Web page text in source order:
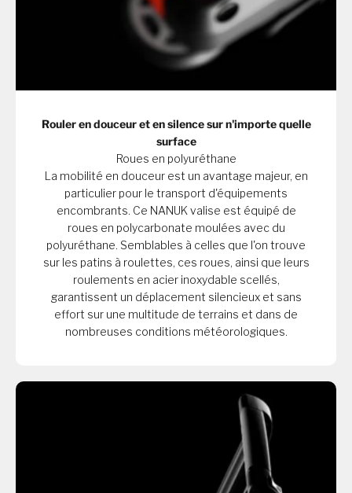
Rouler en douceur et en silence sur n'importe quelle
surface
Roues en polyuréthane
La mobilité en douceur est un avantage majeur, en
particulier pour le transport d'équipements
encombrants. Ce NANUK valise est équipé de
roues en polycarbonate moulées avec du
polyuréthane. Semblables à celles que l'on trouve
sur les patins à roulettes, ces roues, ainsi que leurs
roulements en acier inoxydable scellés,
garantissent un déplacement silencieux et sans
effort sur une multitude de terrains et dans de
nombreuses conditions météorologiques.